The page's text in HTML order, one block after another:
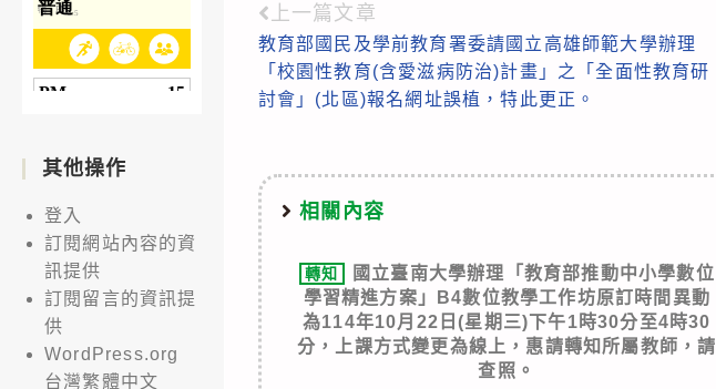
Read
more
articles
上一篇文章
教育部國民及學前教育署委請國立高雄師範大學辦理
「校園性教育(含愛滋病防治)計畫」之「全面性教育研
討會」(北區)報名網址誤植，特此更正。
相關內容
轉知
國立臺南大學辦理「教育部推動中小學數位
學習精進方案」B4數位教學工作坊原訂時間異動
為114年10月22日(星期三)下午1時30分至4時30
分，上課方式變更為線上，惠請轉知所屬教師，請
查照。
其他操作
登入
訂閱網站內容的資
訊提供
訂閱留言的資訊提
供
WordPress.org
台灣繁體中文